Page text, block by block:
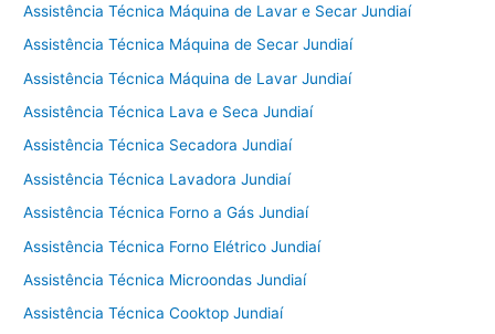
Assistência Técnica Máquina de Lavar e Secar Jundiaí
Assistência Técnica Máquina de Secar Jundiaí
Assistência Técnica Máquina de Lavar Jundiaí
Assistência Técnica Lava e Seca Jundiaí
Assistência Técnica Secadora Jundiaí
Assistência Técnica Lavadora Jundiaí
Assistência Técnica Forno a Gás Jundiaí
Assistência Técnica Forno Elétrico Jundiaí
Assistência Técnica Microondas Jundiaí
Assistência Técnica Cooktop Jundiaí